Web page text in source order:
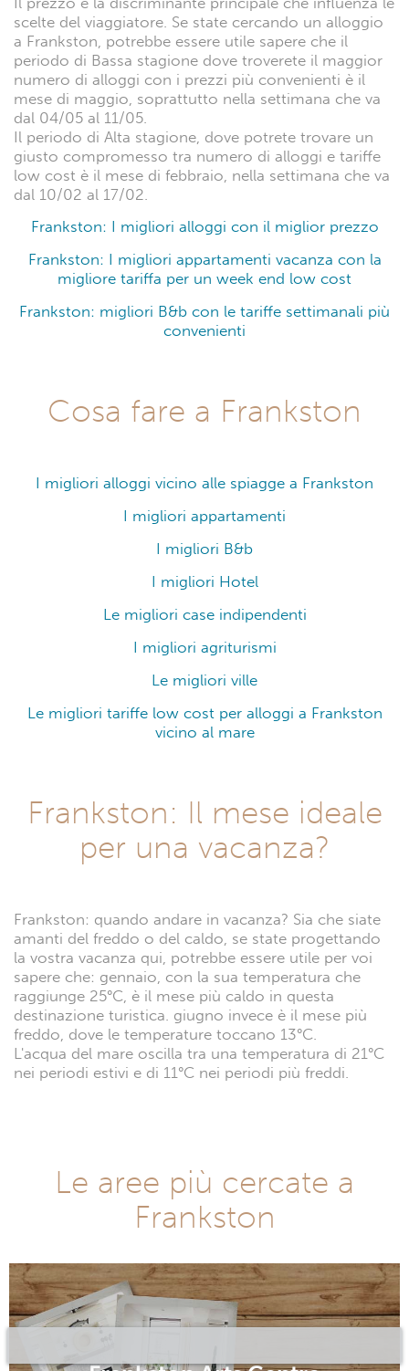
scelte del viaggiatore. Se state cercando un alloggio
a Frankston, potrebbe essere utile sapere che il
periodo di Bassa stagione dove troverete il maggior
numero di alloggi con i prezzi più convenienti è il
mese di maggio, soprattutto nella settimana che va
dal 04/05 al 11/05.
Il periodo di Alta stagione, dove potrete trovare un
giusto compromesso tra numero di alloggi e tariffe
low cost è il mese di febbraio, nella settimana che va
dal 10/02 al 17/02.
Frankston: I migliori alloggi con il miglior prezzo
Frankston: I migliori appartamenti vacanza con la
migliore tariffa per un week end low cost
Frankston: migliori B&b con le tariffe settimanali più
convenienti
Cosa fare a Frankston
I migliori alloggi vicino alle spiagge a Frankston
I migliori appartamenti
I migliori B&b
I migliori Hotel
Le migliori case indipendenti
I migliori agriturismi
Le migliori ville
Le migliori tariffe low cost per alloggi a Frankston
vicino al mare
Frankston: Il mese ideale
per una vacanza?
Frankston: quando andare in vacanza? Sia che siate
amanti del freddo o del caldo, se state progettando
la vostra vacanza qui, potrebbe essere utile per voi
sapere che: gennaio, con la sua temperatura che
raggiunge 25°C, è il mese più caldo in questa
destinazione turistica. giugno invece è il mese più
freddo, dove le temperature toccano 13°C.
L'acqua del mare oscilla tra una temperatura di 21°C
nei periodi estivi e di 11°C nei periodi più freddi.
Le aree più cercate a
Frankston